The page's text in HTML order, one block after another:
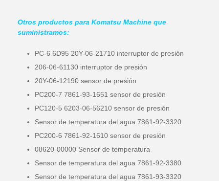
Otros productos para Komatsu Machine que
suministramos:
PC-6 6D95 20Y-06-21710 interruptor de presión
206-06-61130 interruptor de presión
20Y-06-12190 sensor de presión
PC200-7 7861-93-1651 sensor de presión
PC120-5 6203-06-56210 sensor de presión
Sensor de temperatura del agua 7861-92-3320
PC200-6 7861-92-1610 sensor de presión
08620-00000 Sensor de temperatura
Sensor de temperatura del agua 7861-92-3380
Sensor de temperatura del agua 7861-93-3320